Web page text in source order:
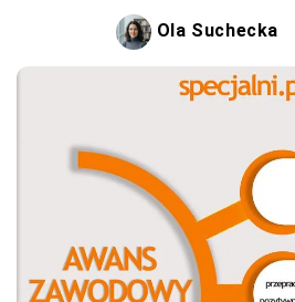
Ola Suchecka